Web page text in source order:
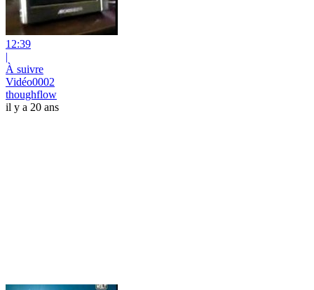
12:39
|
À suivre
Vidéo0002
thoughflow
il y a 20 ans